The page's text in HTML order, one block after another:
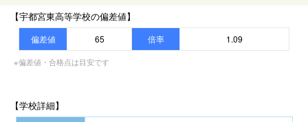
【宇都宮東高等学校の偏差値】
偏差値 65 倍率 1.09
※偏差値・合格点は目安です
【学校詳細】